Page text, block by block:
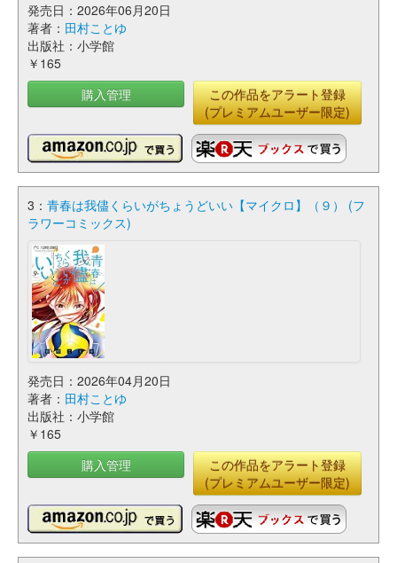
発売日：2026年06月20日
著者： 田村ことゆ
出版社：小学館
￥165
購入管理
この作品をアラート登録
(プレミアムユーザー限定)
3： 青春は我儘くらいがちょうどいい【マイクロ】（９） (フ
ラワーコミックス)
発売日：2026年04月20日
著者： 田村ことゆ
出版社：小学館
￥165
購入管理
この作品をアラート登録
(プレミアムユーザー限定)